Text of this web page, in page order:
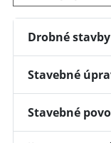
Drobné stavby
Stavebné
Stavebné